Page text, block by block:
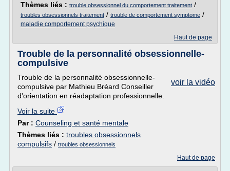
Thèmes liés : trouble obsessionnel du comportement traitement /
troubles obsessionnels traitement / trouble de comportement symptome /
maladie comportement psychique
Haut de page
Trouble de la personnalité obsessionnelle-
compulsive
voir la vidéo
Trouble de la personnalité obsessionnelle-
compulsive par Mathieu Bréard Conseiller
d'orientation en réadaptation professionnelle.
Voir la suite
Par : Counseling et santé mentale
Thèmes liés : troubles obsessionnels
compulsifs / troubles obsessionnels
Haut de page